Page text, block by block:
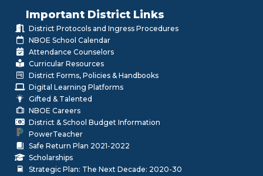
Important District Links
District Protocols and Ingress Procedures
NBOE School Calendar
Attendance Counselors
Curricular Resources
District Forms, Policies & Handbooks
Digital Learning Platforms
Gifted & Talented
NBOE Careers
District & School Budget Information
PowerTeacher
Safe Return Plan 2021-2022
Scholarships
Strategic Plan: The Next Decade: 2020-30